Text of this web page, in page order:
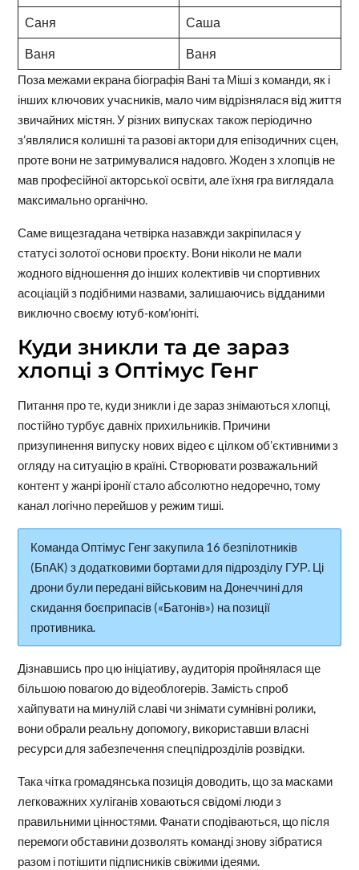
Саня Саша
Ваня Ваня
Поза межами екрана біографія Вані та Міші з команди, як і
інших ключових учасників, мало чим відрізнялася від життя
звичайних містян. У різних випусках також періодично
з’являлися колишні та разові актори для епізодичних сцен,
проте вони не затримувалися надовго. Жоден з хлопців не
мав професійної акторської освіти, але їхня гра виглядала
максимально органічно.
Саме вищезгадана четвірка назавжди закріпилася у
статусі золотої основи проєкту. Вони ніколи не мали
жодного відношення до інших колективів чи спортивних
асоціацій з подібними назвами, залишаючись відданими
виключно своєму ютуб-ком’юніті.
Куди зникли та де зараз
хлопці з Оптімус Генг
Питання про те, куди зникли і де зараз знімаються хлопці,
постійно турбує давніх прихильників. Причини
призупинення випуску нових відео є цілком об’єктивними з
огляду на ситуацію в країні. Створювати розважальний
контент у жанрі іронії стало абсолютно недоречно, тому
канал логічно перейшов у режим тиші.
Команда Оптімус Генг закупила 16 безпілотників
(БпАК) з додатковими бортами для підрозділу ГУР. Ці
дрони були передані військовим на Донеччині для
скидання боєприпасів («Батонів») на позиції
противника.
Дізнавшись про цю ініціативу, аудиторія пройнялася ще
більшою повагою до відеоблогерів. Замість спроб
хайпувати на минулій славі чи знімати сумнівні ролики,
вони обрали реальну допомогу, використавши власні
ресурси для забезпечення спецпідрозділів розвідки.
Така чітка громадянська позиція доводить, що за масками
легковажних хуліганів ховаються свідомі люди з
правильними цінностями. Фанати сподіваються, що після
перемоги обставини дозволять команді знову зібратися
разом і потішити підписників свіжими ідеями.